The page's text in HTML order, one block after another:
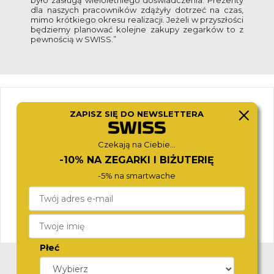
dla naszych pracowników zdążyły dotrzeć na czas,
mimo krótkiego okresu realizacji. Jeżeli w przyszłości
będziemy planować kolejne zakupy zegarków to z
pewnością w SWISS.”
ZAPISZ SIĘ DO NEWSLETTERA
Czekają na Ciebie...
-10% NA ZEGARKI I BIŻUTERIĘ
-5% na smartwache
Płeć